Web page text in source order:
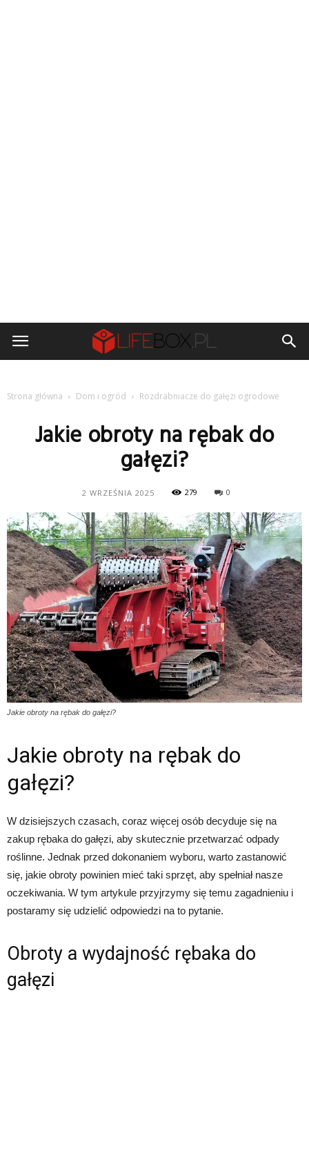
Strona główna Dom i ogród Rozdrabniacze do gałęzi ogrodowe
Jakie obroty na rębak do
gałęzi?
2 WRZEŚNIA 2025 279 0
Jakie obroty na rębak do gałęzi?
Jakie obroty na rębak do
gałęzi?
W dzisiejszych czasach, coraz więcej osób decyduje się na
zakup rębaka do gałęzi, aby skutecznie przetwarzać odpady
roślinne. Jednak przed dokonaniem wyboru, warto zastanowić
się, jakie obroty powinien mieć taki sprzęt, aby spełniał nasze
oczekiwania. W tym artykule przyjrzymy się temu zagadnieniu i
postaramy się udzielić odpowiedzi na to pytanie.
Obroty a wydajność rębaka do
gałęzi